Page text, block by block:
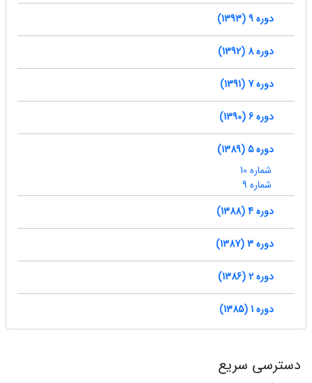
دوره 9 (1393)
دوره 8 (1392)
دوره 7 (1391)
دوره 6 (1390)
دوره 5 (1389)
شماره 10
شماره 9
دوره 4 (1388)
دوره 3 (1387)
دوره 2 (1386)
دوره 1 (1385)
دسترسی سریع